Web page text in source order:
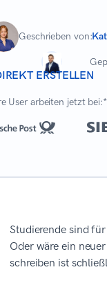
Geschrieben von:
ERSTELLEN
User arbeiten jetzt bei:*
Studierende sind
Oder wäre ein
schreiben ist